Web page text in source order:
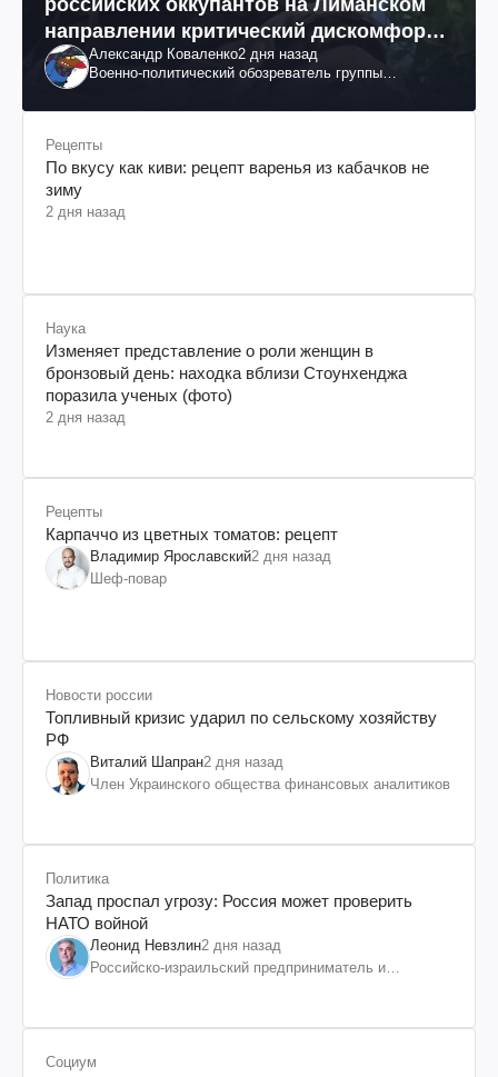
направлении критический дискомфорт:
как это удалось
Александр Коваленко2 дня назад
Военно-политический обозреватель группы
Рецепты
По вкусу как киви: рецепт варенья из кабачков не
зиму
2 дня назад
Наука
Изменяет представление о роли женщин в
бронзовый день: находка вблизи Стоунхенджа
поразила ученых (фото)
2 дня назад
Рецепты
Карпаччо из цветных томатов: рецепт
Владимир Ярославский2 дня назад
Шеф-повар
Новости россии
Топливный кризис ударил по сельскому хозяйству
РФ
Виталий Шапран2 дня назад
Член Украинского общества финансовых аналитиков
Политика
Запад проспал угрозу: Россия может проверить
НАТО войной
Леонид Невзлин2 дня назад
Российско-израильский предприниматель и
Социум